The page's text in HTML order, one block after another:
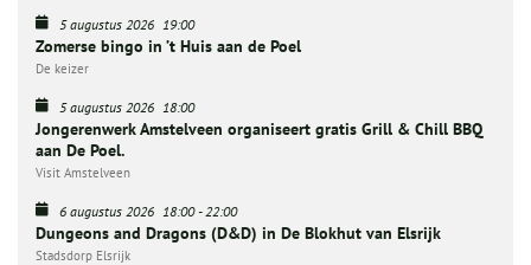
5 augustus 2026 19:00
Zomerse bingo in ’t Huis aan de Poel
De keizer
5 augustus 2026 18:00
Jongerenwerk Amstelveen organiseert gratis Grill & Chill BBQ
aan De Poel.
Visit Amstelveen
6 augustus 2026 18:00- 22:00
Dungeons and Dragons (D&D) in De Blokhut van Elsrijk
Stadsdorp Elsrijk